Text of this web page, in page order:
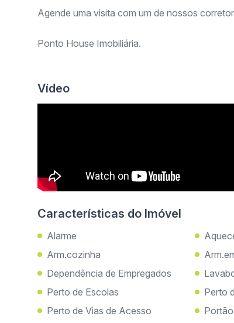
Agende uma visita com um de nossos
Ponto House Imobiliária.
Vídeo
Características do Imóvel
Alarme
Arm.cozinha
Dependência de Empregados
Perto de Escolas
Perto
Perto de Vias de Acesso